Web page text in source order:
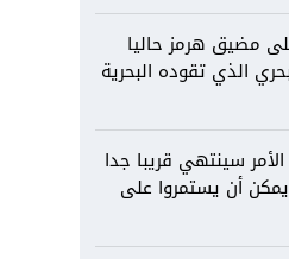
مضيق هرمز حاليا
الذي تقوده البحرية
سينتهي قريبا جدا
يمكن أن يستمروا على